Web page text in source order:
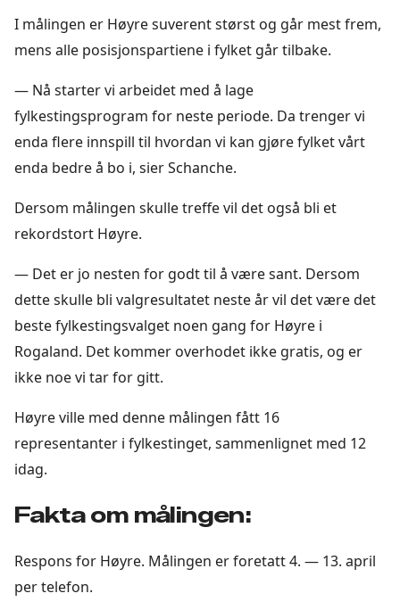
I målingen er Høyre suverent størst og går mest frem,
mens alle posisjonspartiene i fylket går tilbake.
— Nå starter vi arbeidet med å lage
fylkestingsprogram for neste periode. Da trenger vi
enda flere innspill til hvordan vi kan gjøre fylket vårt
enda bedre å bo i, sier Schanche.
Dersom målingen skulle treffe vil det også bli et
rekordstort Høyre.
— Det er jo nesten for godt til å være sant. Dersom
dette skulle bli valgresultatet neste år vil det være det
beste fylkestingsvalget noen gang for Høyre i
Rogaland. Det kommer overhodet ikke gratis, og er
ikke noe vi tar for gitt.
Høyre ville med denne målingen fått 16
representanter i fylkestinget, sammenlignet med 12
idag.
Fakta om målingen:
Respons for Høyre. Målingen er foretatt 4. — 13. april
per telefon.